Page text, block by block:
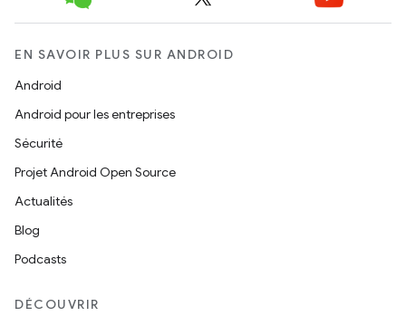
EN SAVOIR PLUS SUR ANDROID
Android
Android pour les entreprises
Sécurité
Projet Android Open Source
Actualités
Blog
Podcasts
DÉCOUVRIR